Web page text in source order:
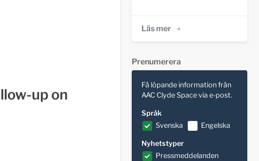
up on
Läs mer
Prenumerera
Få löpande information från
AAC Clyde Space via e-post.
Språk
Svenska
Engelska
Nyhetstyper
Pressmeddelanden